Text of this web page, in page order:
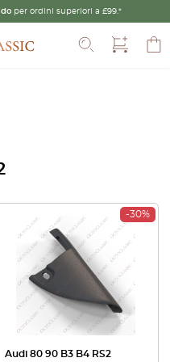
per ordini superiori a £99.*Cerca
-30%
Audi 80 90 B3 B4 RS2